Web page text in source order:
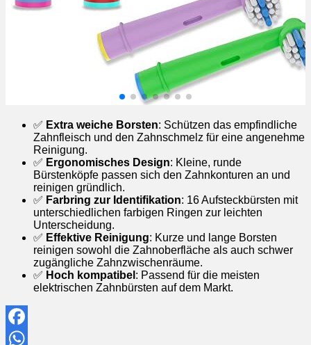
✅ Extra weiche Borsten: Schützen das empfindliche
Zahnfleisch und den Zahnschmelz für eine angenehme
Reinigung.
✅ Ergonomisches Design: Kleine, runde
Bürstenköpfe passen sich den Zahnkonturen an und
reinigen gründlich.
✅ Farbring zur Identifikation: 16 Aufsteckbürsten mit
unterschiedlichen farbigen Ringen zur leichten
Unterscheidung.
✅ Effektive Reinigung: Kurze und lange Borsten
reinigen sowohl die Zahnoberfläche als auch schwer
zugängliche Zahnzwischenräume.
✅ Hoch kompatibel : Passend für die meisten
elektrischen Zahnbürsten auf dem Markt.
Facebook